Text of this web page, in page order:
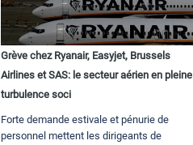
Grève chez Ryanair, Easyjet, Brussels
Airlines et SAS: le secteur aérien en pleine
turbulence soci
Forte demande estivale et pénurie de
personnel mettent les dirigeants de